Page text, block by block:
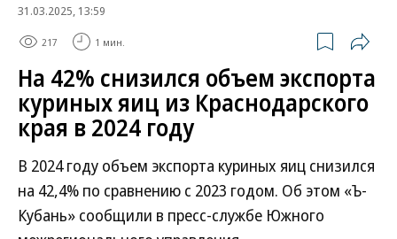
31.03.2025, 13:59
217 1 мин.
На 42% снизился объем экспорта
куриных яиц из Краснодарского
края в 2024 году
В 2024 году объем экспорта куриных яиц снизился
на 42,4% по сравнению с 2023 годом. Об этом «Ъ-
Кубань» сообщили в пресс-службе Южного